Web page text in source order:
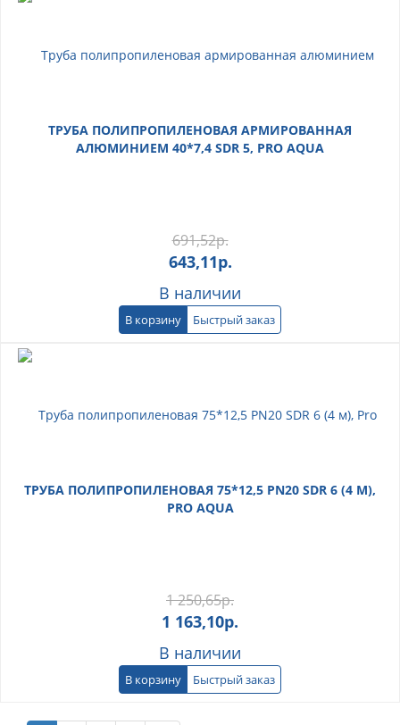
ТРУБА ПОЛИПРОПИЛЕНОВАЯ АРМИРОВАННАЯ
АЛЮМИНИЕМ 40*7,4 SDR 5, PRO AQUA
691,52р.
643,11р.
В наличии
В корзину Быстрый заказ
ТРУБА ПОЛИПРОПИЛЕНОВАЯ 75*12,5 PN20 SDR 6 (4 М),
PRO AQUA
1 250,65р.
1 163,10р.
В наличии
В корзину Быстрый заказ